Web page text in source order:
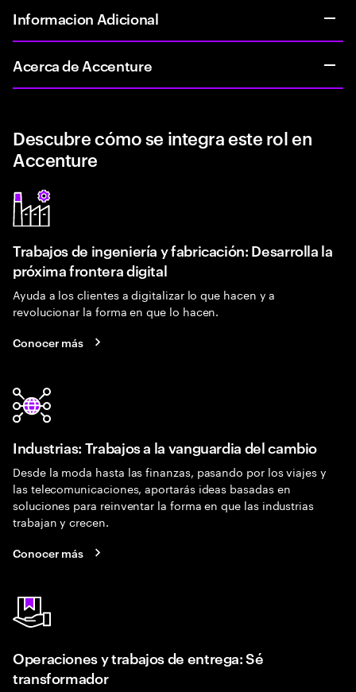
Informacion Adicional
Acerca de Accenture
Descubre cómo se integra este rol en
Accenture
Trabajos de ingeniería y fabricación: Desarrolla la
próxima frontera digital
Ayuda a los clientes a digitalizar lo que hacen y a
revolucionar la forma en que lo hacen.
Conocer más
Industrias: Trabajos a la vanguardia del cambio
Desde la moda hasta las finanzas, pasando por los viajes y
las telecomunicaciones, aportarás ideas basadas en
soluciones para reinventar la forma en que las industrias
trabajan y crecen.
Conocer más
Operaciones y trabajos de entrega: Sé
transformador